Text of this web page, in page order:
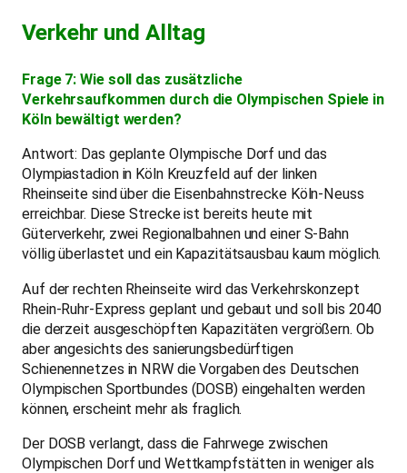
Verkehr und Alltag
Frage 7: Wie soll das zusätzliche
Verkehrsaufkommen durch die Olympischen Spiele in
Köln bewältigt werden?
Antwort: Das geplante Olympische Dorf und das
Olympiastadion in Köln Kreuzfeld auf der linken
Rheinseite sind über die Eisenbahnstrecke Köln-Neuss
erreichbar. Diese Strecke ist bereits heute mit
Güterverkehr, zwei Regionalbahnen und einer S-Bahn
völlig überlastet und ein Kapazitätsausbau kaum möglich.
Auf der rechten Rheinseite wird das Verkehrskonzept
Rhein-Ruhr-Express geplant und gebaut und soll bis 2040
die derzeit ausgeschöpften Kapazitäten vergrößern. Ob
aber angesichts des sanierungsbedürftigen
Schienennetzes in NRW die Vorgaben des Deutschen
Olympischen Sportbundes (DOSB) eingehalten werden
können, erscheint mehr als fraglich.
Der DOSB verlangt, dass die Fahrwege zwischen
Olympischen Dorf und Wettkampfstätten in weniger als